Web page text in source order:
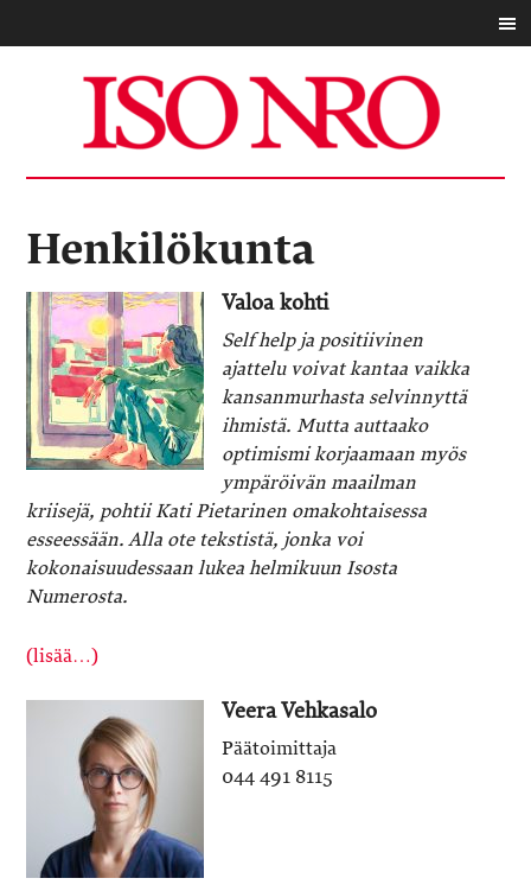
Henkilökunta
Valoa kohti
Self help ja positiivinen
ajattelu voivat kantaa vaikka
kansanmurhasta selvinnyttä
ihmistä. Mutta auttaako
optimismi korjaamaan myös
ympäröivän maailman
kriisejä, pohtii Kati Pietarinen omakohtaisessa
esseessään. Alla ote tekstistä, jonka voi
kokonaisuudessaan lukea helmikuun Isosta
Numerosta.
(lisää…)
Veera Vehkasalo
Päätoimittaja
044 491 8115